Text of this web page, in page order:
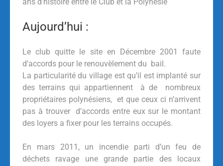
ans d’histoire entre le Club et la Polynésie
Aujourd’hui :
Le club quitte le site en Décembre 2001 faute
d’accords pour le renouvèlement du bail.
La particularité du village est qu’il est implanté sur
des terrains qui appartiennent à de nombreux
propriétaires polynésiens, et que ceux ci n’arrivent
pas à trouver d’accords entre eux sur le montant
des loyers a fixer pour les terrains occupés.
En mars 2011, un incendie parti d’un feu de
déchets ravage une grande partie des locaux